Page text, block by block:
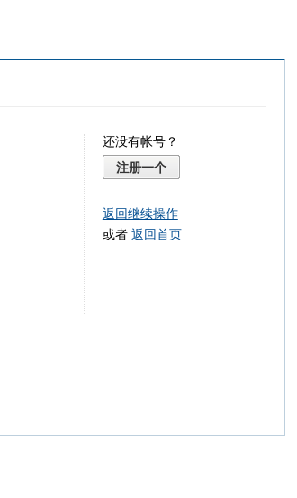
还没有帐号？
注册一个
返回继续操作
或者 返回首页